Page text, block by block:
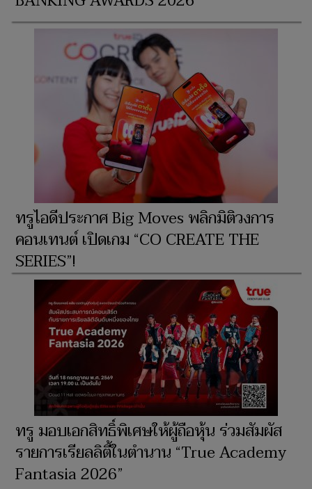
ทรูไอดีประกาศ Big Moves พลิกมิติวงการ
คอนเทนต์ เปิดเกม “CO CREATE THE
SERIES”!
ทรู มอบเอกสิทธิ์พิเศษให้ผู้ถือหุ้น ร่วมสัมผัส
รายการเรียลลิตี้ในตำนาน “True Academy
Fantasia 2026”